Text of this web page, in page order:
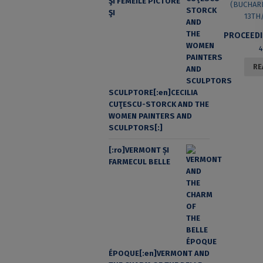
ŞI
SCULPTORE[:en]CECILIA
CUŢESCU-STORCK AND THE
WOMEN PAINTERS AND
SCULPTORS[:]
[:ro]VERMONT ȘI
FARMECUL BELLE
ÉPOQUE[:en]VERMONT AND